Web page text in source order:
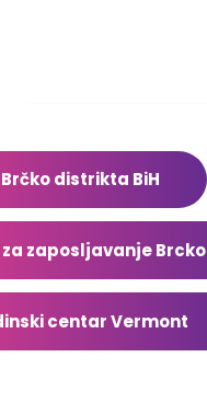
distrikta BiH
za zaposljavanje Brcko
centar Vermont